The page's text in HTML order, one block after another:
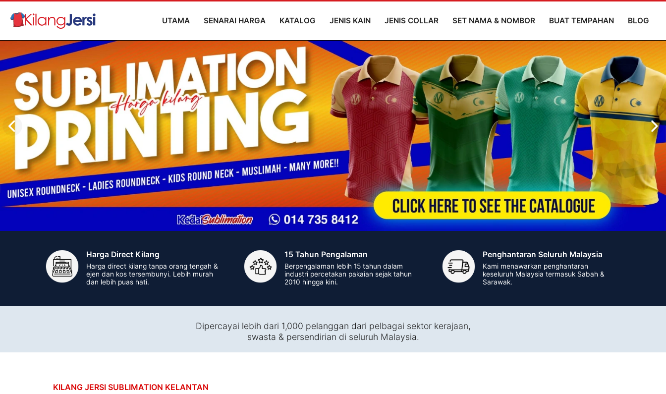
UTAMA SENARAI HARGA KATALOG JENIS KAIN JENIS COLLAR SET NAMA & NOMBOR BUAT TEMPAHAN BLOG
Harga Direct Kilang
Harga direct kilang tanpa orang tengah &
ejen dan kos tersembunyi. Lebih murah
dan lebih puas hati.
15 Tahun Pengalaman
Berpengalaman lebih 15 tahun dalam
industri percetakan pakaian sejak tahun
2010 hingga kini.
Penghantaran Seluruh Malaysia
Kami menawarkan penghantaran
keseluruh Malaysia termasuk Sabah &
Sarawak.
Dipercayai lebih dari 1,000 pelanggan dari pelbagai sektor kerajaan,
swasta & persendirian di seluruh Malaysia.
KILANG JERSI SUBLIMATION KELANTAN